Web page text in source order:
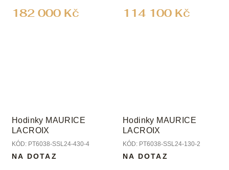
182 000 Kč 114 100 Kč
Hodinky MAURICE
LACROIX
KÓD: PT6038-SSL24-430-4
NA DOTAZ
Hodinky MAURICE
LACROIX
KÓD: PT6038-SSL24-130-2
NA DOTAZ